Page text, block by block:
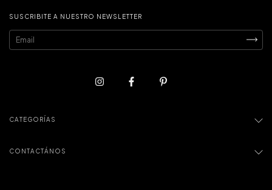
SUSCRIBITE A NUESTRO NEWSLETTER
CATEGORÍAS
CONTACTÁNOS